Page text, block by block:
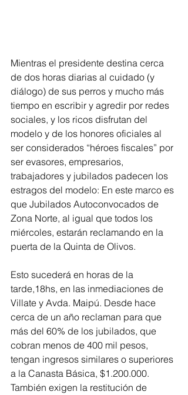
Mientras el presidente destina cerca
de dos horas diarias al cuidado (y
diálogo) de sus perros y mucho más
tiempo en escribir y agredir por redes
sociales, y los ricos disfrutan del
modelo y de los honores oficiales al
ser considerados “héroes fiscales” por
ser evasores, empresarios,
trabajadores y jubilados padecen los
estragos del modelo: En este marco es
que Jubilados Autoconvocados de
Zona Norte, al igual que todos los
miércoles, estarán reclamando en la
puerta de la Quinta de Olivos.
Esto sucederá en horas de la
tarde,18hs, en las inmediaciones de
Villate y Avda. Maipú. Desde hace
cerca de un año reclaman para que
más del 60% de los jubilados, que
cobran menos de 400 mil pesos,
tengan ingresos similares o superiores
a la Canasta Básica, $1.200.000.
También exigen la restitución de